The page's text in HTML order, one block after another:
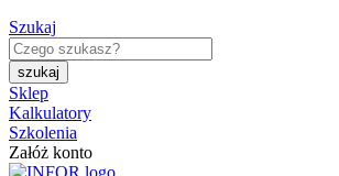
Szukaj
Sklep
Kalkulatory
Szkolenia
Załóż konto